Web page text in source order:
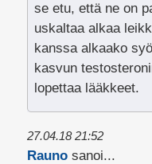
se etu, että ne on
uskaltaa alkaa
kanssa alkaako
kasvun
lopettaa lääkkeet.
27.04.18 21:52
Raunosanoi...